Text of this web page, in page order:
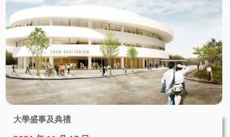
大學盛事及典禮